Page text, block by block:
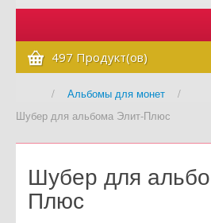
Главная
Как сделать заказ
Оплата и доставка
Вопрос-ответ
497 Продукт(ов)
/ Альбомы для монет
/
Шубер для альбома Элит-Плюс
Шубер для
Плюс